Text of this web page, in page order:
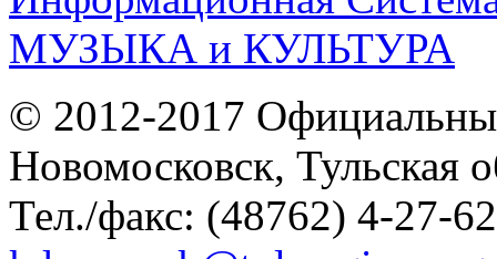
© 2012-2017
Новомосковск, Тульская
Тел./факс: (48762) 4-27-